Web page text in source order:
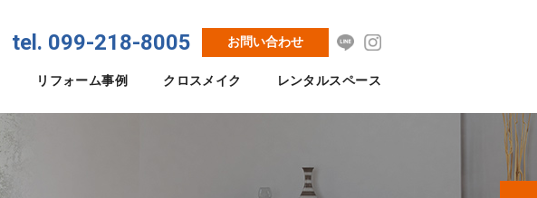
tel. 099-218-8005 お問い合わせ
リフォーム事例 クロスメイク レンタルスペース